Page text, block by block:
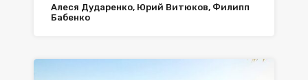
Алеся Дударенко, Юрий Витюков, Филипп
Бабенко